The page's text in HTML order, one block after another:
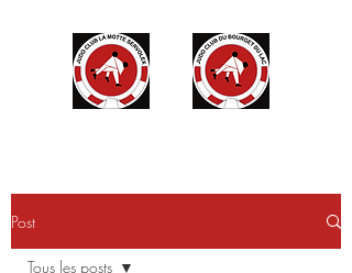
Post
Tous les posts